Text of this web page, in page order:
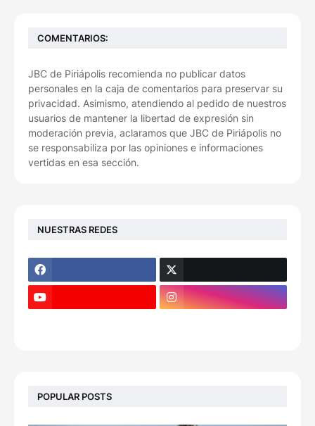
COMENTARIOS:
JBC de Piriápolis recomienda no publicar datos
personales en la caja de comentarios para preservar su
privacidad. Asimismo, atendiendo al pedido de nuestros
usuarios de mantener la libertad de expresión sin
moderación previa, aclaramos que JBC de Piriápolis no
se responsabiliza por las opiniones e informaciones
vertidas en esa sección.
NUESTRAS REDES
POPULAR POSTS